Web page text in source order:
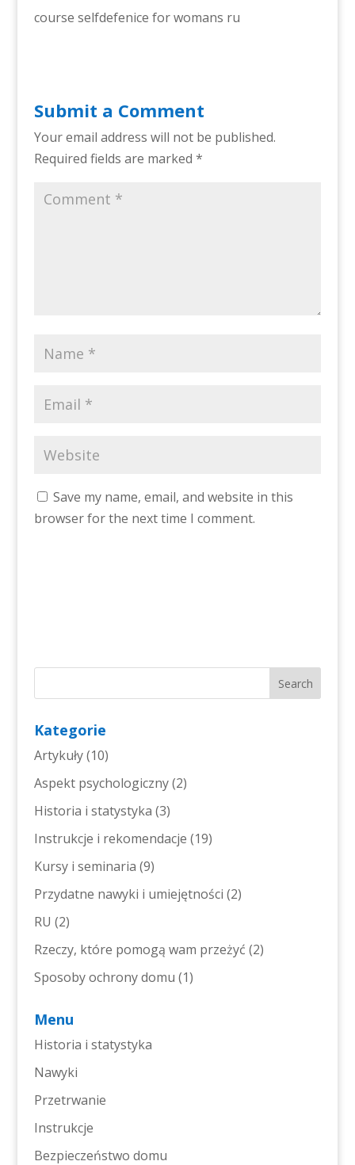
course selfdefenice for womans ru
Submit a Comment
Your email address will not be published.
Required fields are marked *
Save my name, email, and website in this
browser for the next time I comment.
Kategorie
Artykuły(10)
Aspekt psychologiczny(2)
Historia i statystyka (3)
Instrukcje i rekomendacje (19)
Kursy i seminaria (9)
Przydatne nawyki i umiejętności (2)
RU (2)
Rzeczy, które pomogą wam przeżyć (2)
Sposoby ochrony domu (1)
Menu
Historia i statystyka
Nawyki
Przetrwanie
Instrukcje
Bezpieczeństwo domu